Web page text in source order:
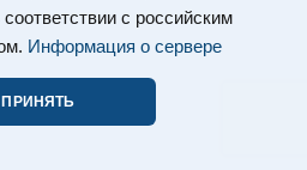
с российским
Информация о сервере
ПРИНЯТЬ